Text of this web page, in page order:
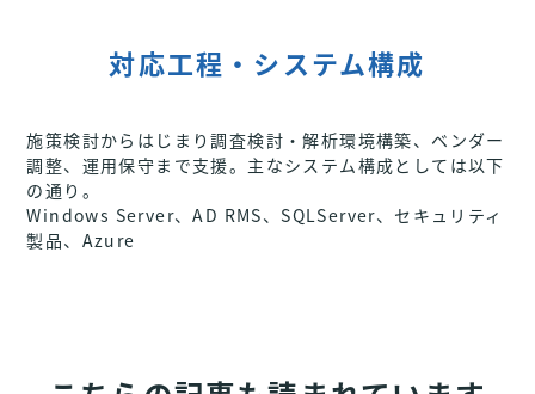
対応工程・システム構成
施策検討からはじまり調査検討・解析環境構築、ベンダー
調整、運用保守まで支援。主なシステム構成としては以下
の通り。
Windows Server、AD RMS、SQLServer、セキュリティ
製品、Azure